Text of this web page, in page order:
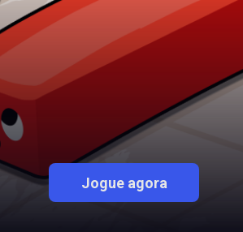
Jogue agora